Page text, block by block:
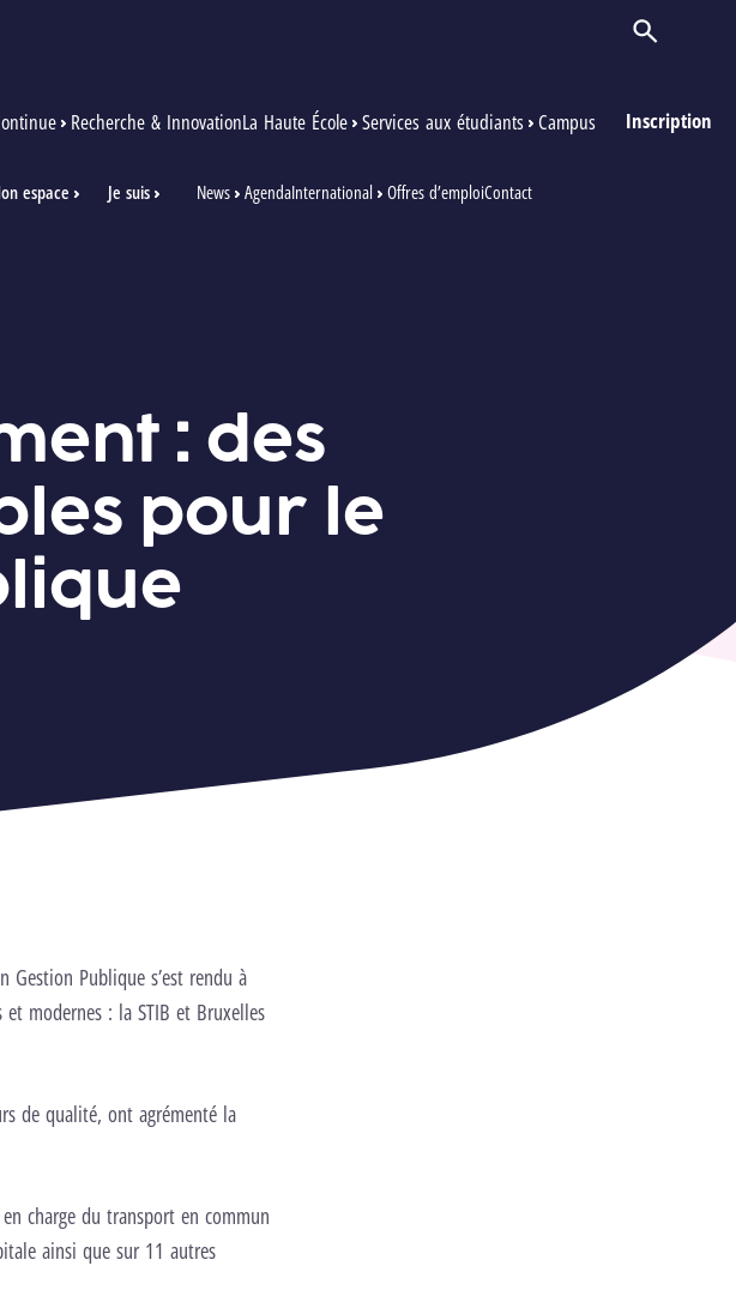
Recherche & InnovationLa Haute École Services aux étudiants Campus Inscription
espace Je suis News AgendaInternational Offres d’emploiContact
Ouvrir/
: des
pour le
Gestion Publique s’est rendu à
modernes : la STIB et Bruxelles
de qualité, ont agrémenté la
charge du transport en commun
ainsi que sur 11 autres